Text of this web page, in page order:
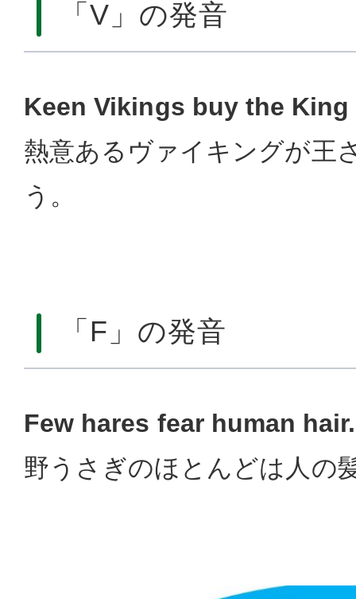
「V」の発音
Keen Vikings buy the King
熱意あるヴァイキングが王
う。
「F」の発音
Few hares fear human hair.
野うさぎのほとんどは人の